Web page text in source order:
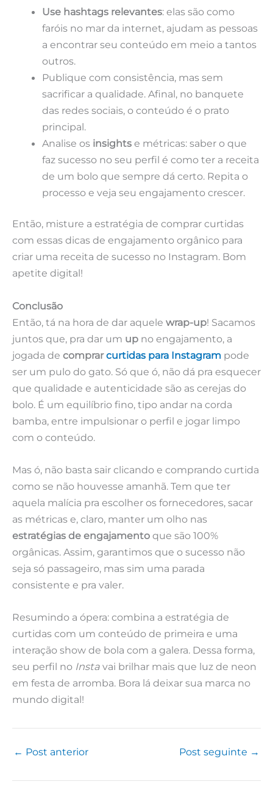
Use hashtags relevantes: elas são como
faróis no mar da internet, ajudam as pessoas
a encontrar seu conteúdo em meio a tantos
outros.
Publique com consistência, mas sem
sacrificar a qualidade. Afinal, no banquete
das redes sociais, o conteúdo é o prato
principal.
Analise os insights e métricas: saber o que
faz sucesso no seu perfil é como ter a receita
de um bolo que sempre dá certo. Repita o
processo e veja seu engajamento crescer.
Então, misture a estratégia de comprar curtidas
com essas dicas de engajamento orgânico para
criar uma receita de sucesso no Instagram. Bom
apetite digital!
Conclusão
Então, tá na hora de dar aquele wrap-up! Sacamos
juntos que, pra dar um up no engajamento, a
jogada de comprarcurtidas para Instagram pode
ser um pulo do gato. Só que ó, não dá pra esquecer
que qualidade e autenticidade são as cerejas do
bolo. É um equilíbrio fino, tipo andar na corda
bamba, entre impulsionar o perfil e jogar limpo
com o conteúdo.
Mas ó, não basta sair clicando e comprando curtida
como se não houvesse amanhã. Tem que ter
aquela malícia pra escolher os fornecedores, sacar
as métricas e, claro, manter um olho nas
estratégias de engajamento que são 100%
orgânicas. Assim, garantimos que o sucesso não
seja só passageiro, mas sim uma parada
consistente e pra valer.
Resumindo a ópera: combina a estratégia de
curtidas com um conteúdo de primeira e uma
interação show de bola com a galera. Dessa forma,
seu perfil no Insta vai brilhar mais que luz de neon
em festa de arromba. Bora lá deixar sua marca no
mundo digital!
← Post anterior Post seguinte →